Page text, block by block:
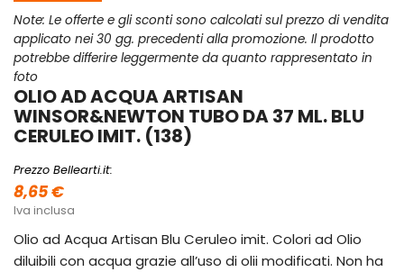
Note: Le offerte e gli sconti sono calcolati sul prezzo di vendita
applicato nei 30 gg. precedenti alla promozione. Il prodotto
potrebbe differire leggermente da quanto rappresentato in
foto
OLIO AD ACQUA ARTISAN
WINSOR&NEWTON TUBO DA 37 ML. BLU
CERULEO IMIT. (138)
Prezzo Bellearti.it:
8,65 €
Iva inclusa
Olio ad Acqua Artisan Blu Ceruleo imit. Colori ad Olio
diluibili con acqua grazie all’uso di olii modificati. Non ha